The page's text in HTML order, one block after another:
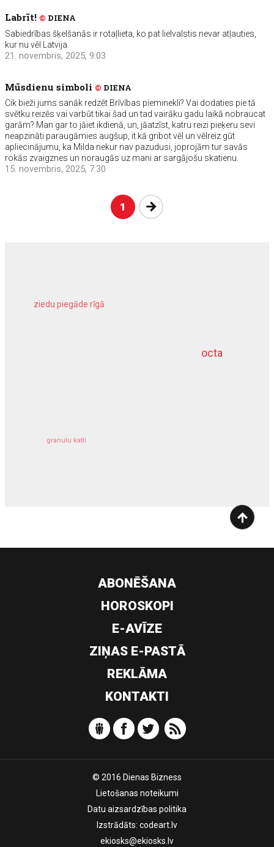
Labrīt! © DIENA
Sabiedrības šķelšanās ir rotaļlieta, ko pat lielvalstis nevar atļauties,
kur nu vēl Latvija.
21. novembris, 2025, 9:03
Mūsdienu simboli © DIENA
Cik bieži jums sanāk redzēt Brīvības pieminekli? Vai dodaties pie tā
svētku reizēs vai varbūt tikai šad un tad vairāku gadu laikā nobraucat
garām? Man gar to jāiet ikdienā, un, jāatzīst, katru reizi pieķeru sevi
neapzināti paraugāmies augšup, it kā gribot vēl un vēlreiz gūt
apliecinājumu, ka Milda nekur nav pazudusi, joprojām tur savās
rokās zvaigznes un noraugās uz mani ar sargājošu skatienu.
15. novembris, 2025, 7:30
1 Nākošā
octa
ziedu piegāde rīgā
granulu katli
dziļurbums
ABONĒŠANA
HOROSKOPI
E-AVĪZE
ZIŅAS E-PASTĀ
REKLĀMA
KONTAKTI
© 2016 Dienas Bizness
Lietošanas noteikumi
Datu aizsardzības politika
Izstrādāts: codeart.lv
ekiosks@ekiosks.lv